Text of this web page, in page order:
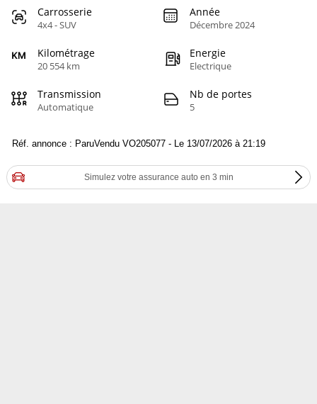
Carrosserie
4x4 - SUV
Année
Décembre 2024
Kilométrage
20 554 km
Energie
Electrique
Transmission
Automatique
Nb de portes
5
Réf. annonce : ParuVendu VO205077 - Le 13/07/2026 à 21:19
Simulez votre assurance auto en 3 min